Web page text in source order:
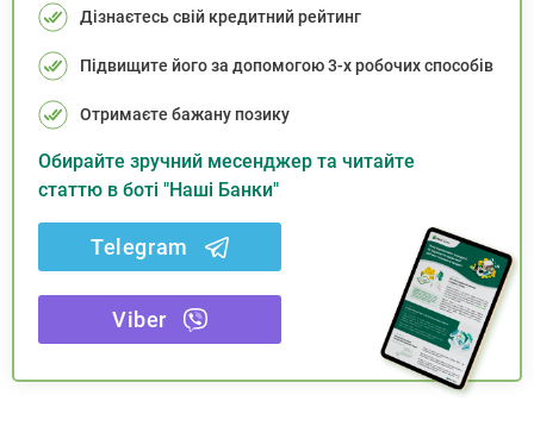
Дізнаєтесь свій кредитний рейтинг
Підвищите його за допомогою 3-х робочих способів
Отримаєте бажану позику
Обирайте зручний месенджер та читайте
статтю в боті "Наші Банки"
Telegram
Viber